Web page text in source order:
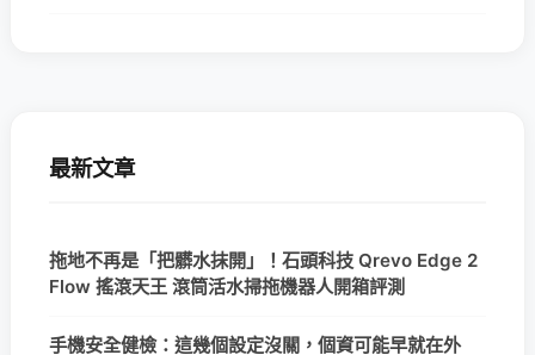
最新文章
拖地不再是「把髒水抹開」！石頭科技 Qrevo Edge 2
Flow 搖滾天王 滾筒活水掃拖機器人開箱評測
手機安全健檢：這幾個設定沒關，個資可能早就在外